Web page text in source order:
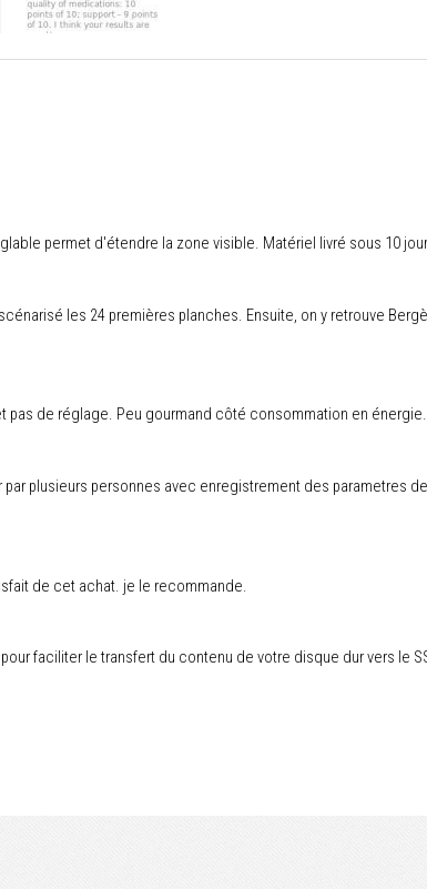
permet d'étendre la zone visible. Matériel livré sous 10
les 24 premières planches. Ensuite, on y retrouve
de réglage. Peu gourmand côté consommation en
plusieurs personnes avec enregistrement des parametres
de cet achat. je le recommande.
faciliter le transfert du contenu de votre disque dur vers le